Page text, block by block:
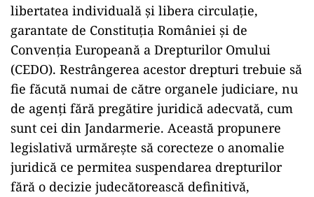
libertatea individuală și libera circulație,
garantate de Constituția României și de
Convenția Europeană a Drepturilor Omului
(CEDO). Restrângerea acestor drepturi trebuie să
fie făcută numai de către organele judiciare, nu
de agenți fără pregătire juridică adecvată, cum
sunt cei din Jandarmerie. Această propunere
legislativă urmărește să corecteze o anomalie
juridică ce permitea suspendarea drepturilor
fără o decizie judecătorească definitivă,